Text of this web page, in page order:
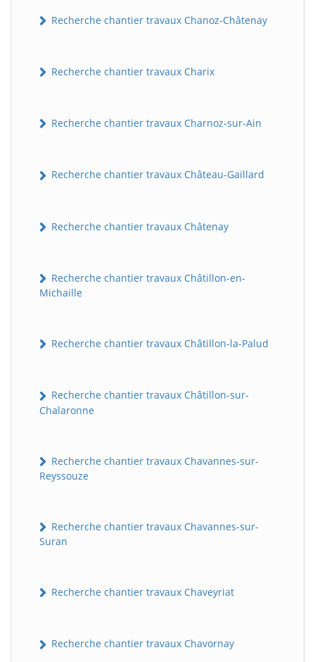
Recherche chantier travaux Chanoz-Châtenay
Recherche chantier travaux Charix
Recherche chantier travaux Charnoz-sur-Ain
Recherche chantier travaux Château-Gaillard
Recherche chantier travaux Châtenay
Recherche chantier travaux Châtillon-en-
Michaille
Recherche chantier travaux Châtillon-la-Palud
Recherche chantier travaux Châtillon-sur-
Chalaronne
Recherche chantier travaux Chavannes-sur-
Reyssouze
Recherche chantier travaux Chavannes-sur-
Suran
Recherche chantier travaux Chaveyriat
Recherche chantier travaux Chavornay